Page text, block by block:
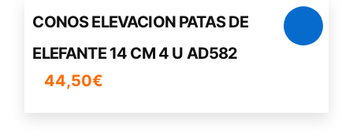
CONOS ELEVACION PATAS DE
ELEFANTE 14 CM 4 U AD582
44,50€